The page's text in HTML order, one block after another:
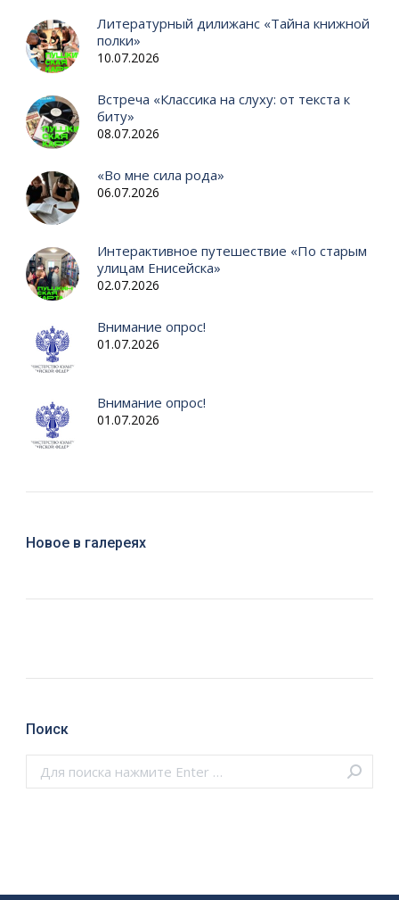
Литературный дилижанс «Тайна книжной
полки»
10.07.2026
Встреча «Классика на слуху: от текста к
биту»
08.07.2026
«Во мне сила рода»
06.07.2026
Интерактивное путешествие «По старым
улицам Енисейска»
02.07.2026
Внимание опрос!
01.07.2026
Внимание опрос!
01.07.2026
Новое в галереях
Поиск